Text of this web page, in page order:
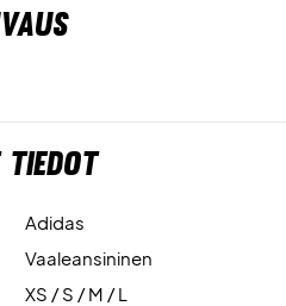
tiedot
Adidas
Vaaleansininen
XS / S / M / L